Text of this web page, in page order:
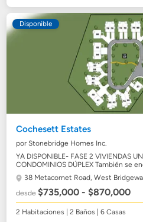
Disponible
Cochesett Estates
por Stonebridge Homes Inc.
YA DISPONIBLE- FASE 2 VIVIENDAS
CONDOMINIOS DÚPLEX También se
38 Metacomet Road,West
desde$735,000 - $870,000
2 Habitaciones | 2 Baños | 6 Casas